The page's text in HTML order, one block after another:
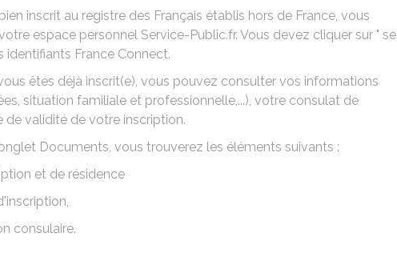
inscrit au registre des Français établis hors de France, vous
espace personnel Service-Public.fr. Vous devez cliquer sur " se
identifiants France Connect.
êtes déjà inscrit(e), vous pouvez consulter vos informations
situation familiale et professionnelle,...), votre consulat de
validité de votre inscription.
Documents, vous trouverez les éléments suivants :
et de résidence
consulaire.